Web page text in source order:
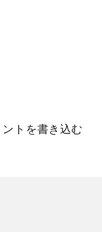
ントを書き込む